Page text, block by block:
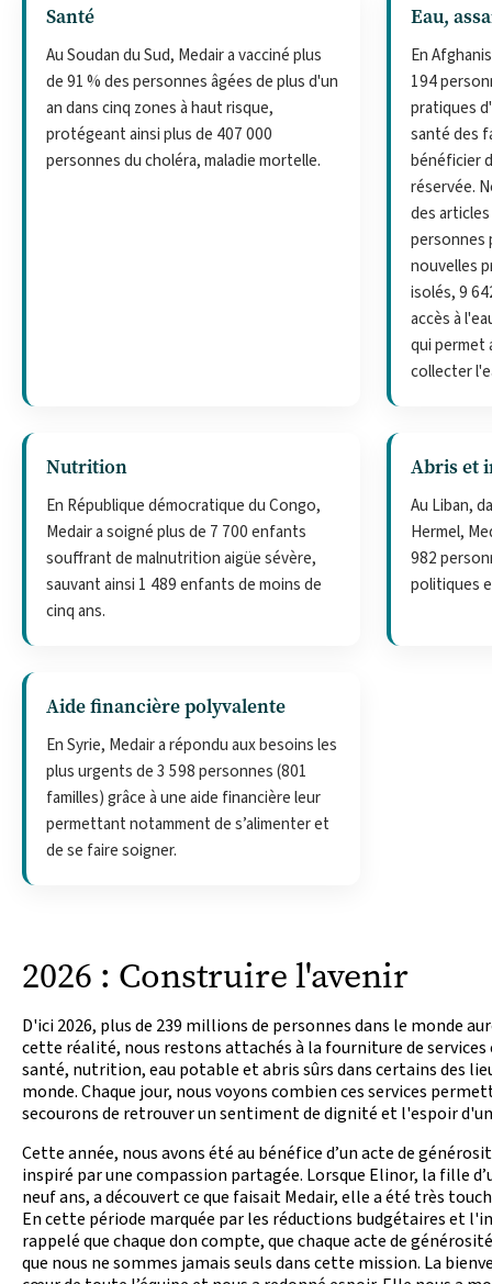
Santé
Au Soudan du Sud, Medair a vacciné plus
de 91 % des personnes âgées de plus d'un
an dans cinq zones à haut risque,
protégeant ainsi plus de 407 000
personnes du choléra, maladie mortelle.
Eau,
En
194
pratiques
santé des
bénéficier
réservée.
des
personnes
nouvelles
isolés, 9
accès à
qui permet
collecter
Nutrition
En République démocratique du Congo,
Medair a soigné plus de 7 700 enfants
souffrant de malnutrition aigüe sévère,
sauvant ainsi 1 489 enfants de moins de
cinq ans.
Abris et
Au Liban,
Hermel,
982
politiques
Aide financière polyvalente
En Syrie, Medair a répondu aux besoins les
plus urgents de 3 598 personnes (801
familles) grâce à une aide financière leur
permettant notamment de s’alimenter et
de se faire soigner.
2026 : Construire l'avenir
D'ici 2026, plus de 239 millions de personnes dans le monde
cette réalité, nous restons attachés à la fourniture de services
santé, nutrition, eau potable et abris sûrs dans certains des
monde. Chaque jour, nous voyons combien ces services
secourons de retrouver un sentiment de dignité et l'espoir
Cette année, nous avons été au bénéfice d’un acte de
inspiré par une compassion partagée. Lorsque Elinor, la fille
neuf ans, a découvert ce que faisait Medair, elle a été très
En cette période marquée par les réductions budgétaires et
rappelé que chaque don compte, que chaque acte de
que nous ne sommes jamais seuls dans cette mission. La